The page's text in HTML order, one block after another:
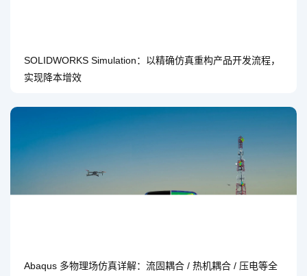
SOLIDWORKS Simulation：以精确仿真重构产品开发流程，
实现降本增效
Abaqus 多物理场仿真详解：流固耦合 / 热机耦合 / 压电等全